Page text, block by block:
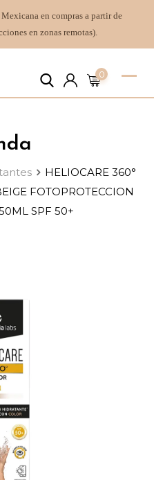
en compras a partir de
en zonas remotas).
0
HELIOCARE 360°
FOTOPROTECCION
SPF 50+